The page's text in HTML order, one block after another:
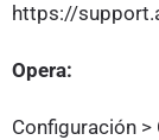
https://
Opera:
Configuración >